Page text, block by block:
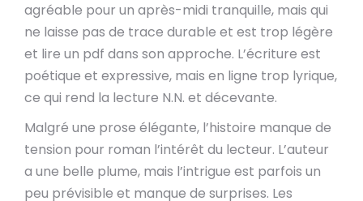
agréable pour un après-midi tranquille, mais qui
ne laisse pas de trace durable et est trop légère
et lire un pdf dans son approche. L’écriture est
poétique et expressive, mais en ligne trop lyrique,
ce qui rend la lecture N.N. et décevante.
Malgré une prose élégante, l’histoire manque de
tension pour roman l’intérêt du lecteur. L’auteur
a une belle plume, mais l’intrigue est parfois un
peu prévisible et manque de surprises. Les